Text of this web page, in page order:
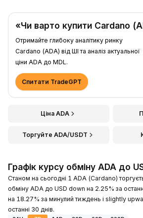
«Чи варто купити Cardano
Отримайте глибоку аналітику ринку
Cardano (ADA) від ШІ та аналіз актуальної
ціни ADA до MDL.
Спитати TradeGPT
Ціна ADA
Торгуйте ADA/USDT
Графік курсу обміну ADA до
Станом на сьогодні 1 ADA (Cardano)
обміну ADA до USD down на 2.25% за
на 18.27% за минулий тиждень і slightly
останні 30 днів.